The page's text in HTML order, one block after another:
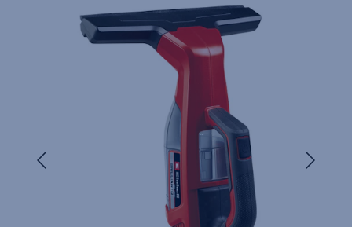
Yksityiskohtainen kuvaus löytyy Tuotteen kuvaus -